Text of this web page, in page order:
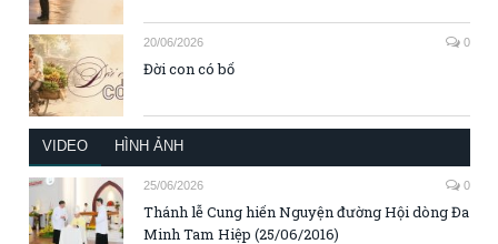
20/06/2026 0
Đời con có bố
VIDEO HÌNH ẢNH
25/06/2026 0
Thánh lễ Cung hiến Nguyện đường Hội dòng Đa
Minh Tam Hiệp (25/06/2016)